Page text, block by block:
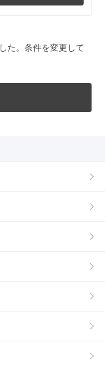
た。条件を変更して